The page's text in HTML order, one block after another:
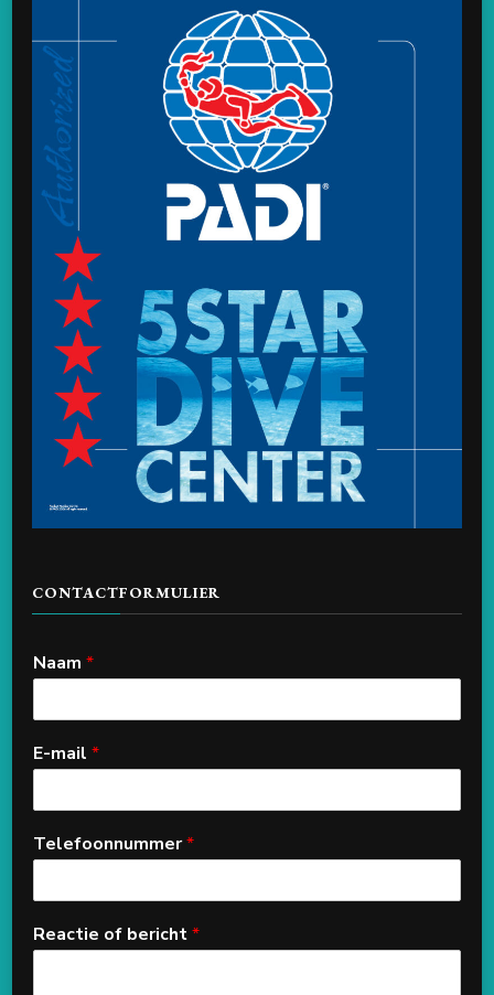
CONTACTFORMULIER
Naam *
E-mail *
Telefoonnummer*
Reactie of bericht*